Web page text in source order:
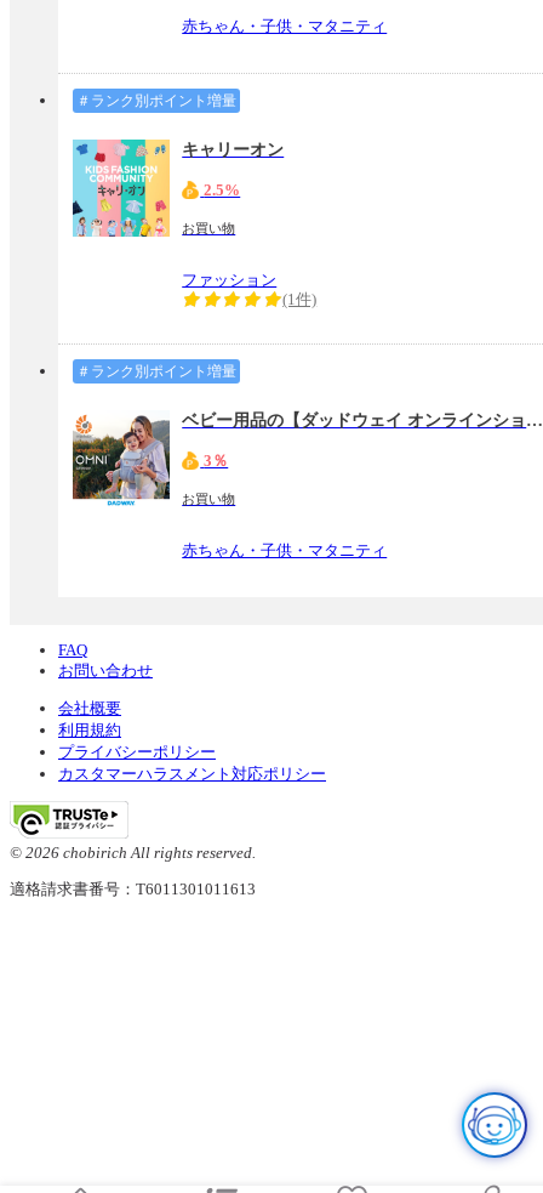
赤ちゃん・子供・マタニティ
＃ランク別ポイント増量
キャリーオン
2.5%
お買い物
ファッション
(1件)
＃ランク別ポイント増量
ベビー用品の【ダッドウェイ オンラインショップ】
3％
お買い物
赤ちゃん・子供・マタニティ
FAQ
お問い合わせ
会社概要
利用規約
プライバシーポリシー
カスタマーハラスメント対応ポリシー
© 2026 chobirich All rights reserved.
適格請求書番号：T6011301011613